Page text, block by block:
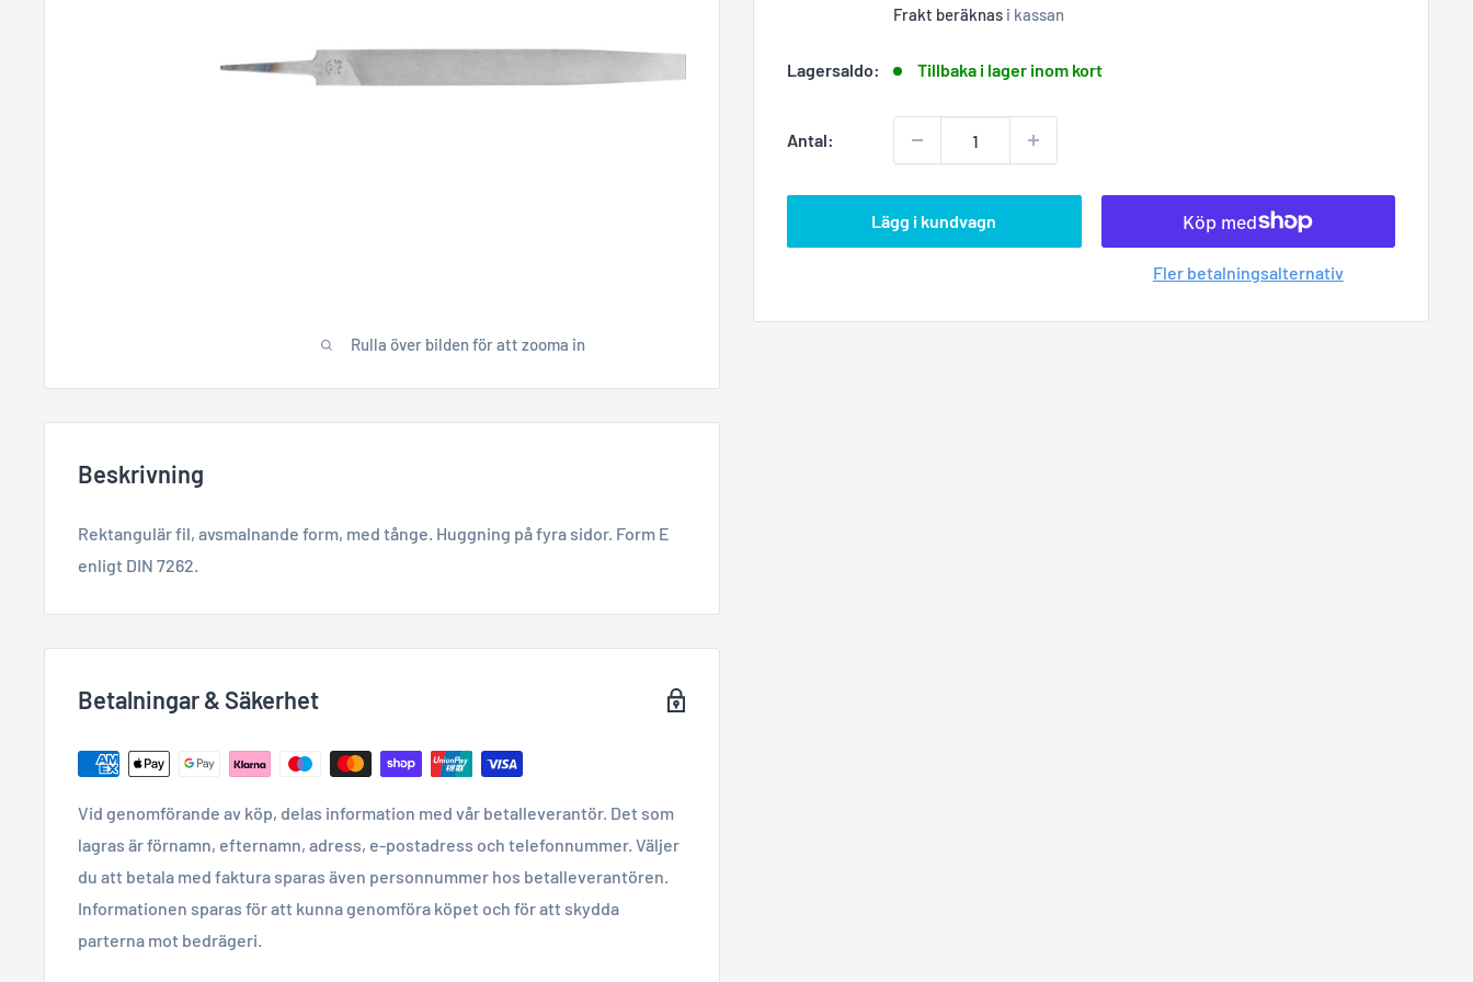
Rulla över bilden för att zooma in
Frakt beräknas i kassan
Lagersaldo: Tillbaka i lager inom kort
Antal:
Lägg i kundvagn
Fler betalningsalternativ
Beskrivning
Rektangulär fil, avsmalnande form, med tånge. Huggning på fyra sidor. Form E
enligt DIN 7262.
Betalningar & Säkerhet
Vid genomförande av köp, delas information med vår betalleverantör. Det som
lagras är förnamn, efternamn, adress, e-postadress och telefonnummer. Väljer
du att betala med faktura sparas även personnummer hos betalleverantören.
Informationen sparas för att kunna genomföra köpet och för att skydda
parterna mot bedrägeri.